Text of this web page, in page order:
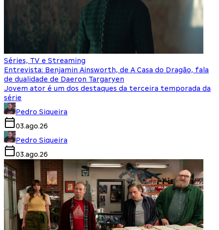
Séries, TV e Streaming
Entrevista: Benjamin Ainsworth, de A Casa do Dragão, fala
de dualidade de Daeron Targaryen
Jovem ator é um dos destaques da terceira temporada da
série
Pedro Siqueira
03.ago.26
Pedro Siqueira
03.ago.26